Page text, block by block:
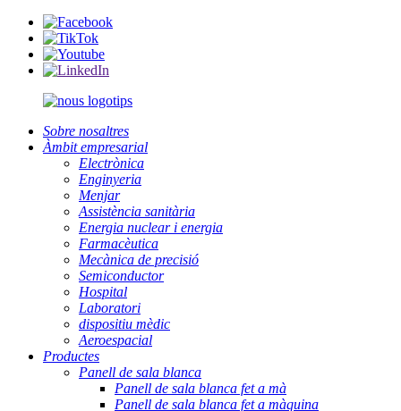
Sobre nosaltres
Àmbit empresarial
Electrònica
Enginyeria
Menjar
Assistència sanitària
Energia nuclear i energia
Farmacèutica
Mecànica de precisió
Semiconductor
Hospital
Laboratori
dispositiu mèdic
Aeroespacial
Productes
Panell de sala blanca
Panell de sala blanca fet a mà
Panell de sala blanca fet a màquina